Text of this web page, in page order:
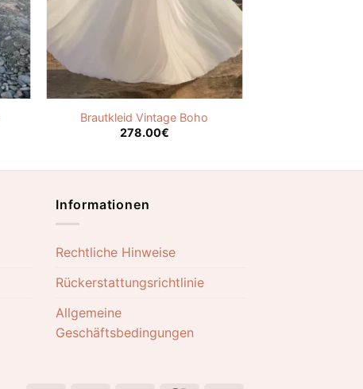
Brautkleid Vintage Boho
278.00€
Informationen
Rechtliche Hinweise
Rückerstattungsrichtlinie
Allgemeine
Geschäftsbedingungen